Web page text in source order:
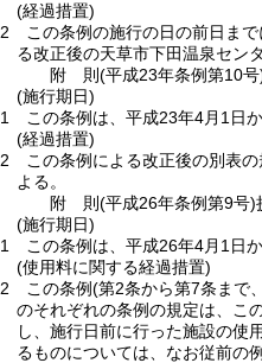
(経過措置)
2
この条例の施行の日の前日ま
る改正後の天草市下田温泉セン
附 則(平成23年条例第10号
(施行期日)
1
この条例は、平成23年4月1日か
(経過措置)
2
この条例による改正後の別表
よる。
附 則(平成26年条例第9号)
(施行期日)
1
この条例は、平成26年4月1日か
(使用料に関する経過措置)
2
この条例(第2条から第7条まで
のそれぞれの条例の規定は、こ
し、施行日前に行った施設の使
るものについては、なお従前の